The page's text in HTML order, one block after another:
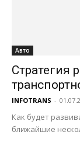
Авто
Стратегия
INFOTRANS -
Как будет
ближайшие